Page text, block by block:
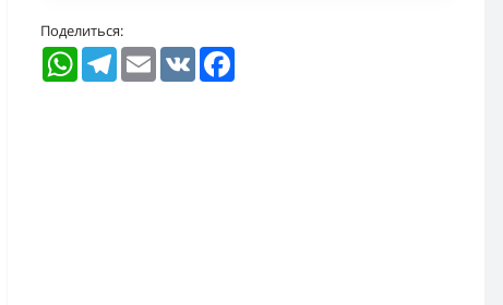
Поделиться:
WhatsAppTelegramEmail VK